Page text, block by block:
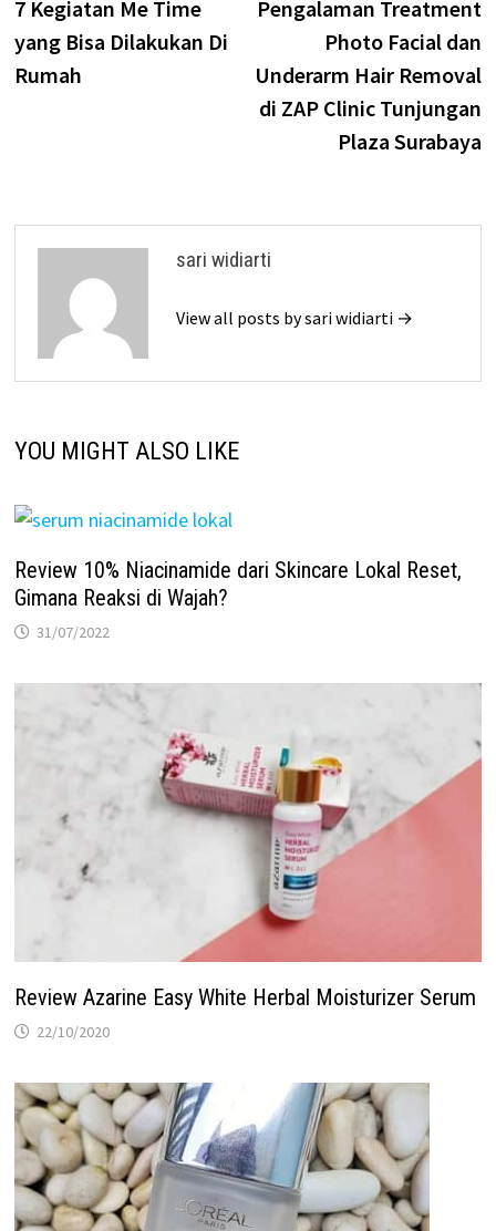
navigationpost:
7 Kegiatan Me Time
yang Bisa Dilakukan Di
Rumah
Pengalaman Treatment
Photo Facial dan
Underarm Hair Removal
di ZAP Clinic Tunjungan
Plaza Surabaya
sari widiarti
View all posts by sari widiarti →
YOU MIGHT ALSO LIKE
Review 10% Niacinamide dari Skincare Lokal Reset,
Gimana Reaksi di Wajah?
31/07/2022
Review Azarine Easy White Herbal Moisturizer Serum
22/10/2020